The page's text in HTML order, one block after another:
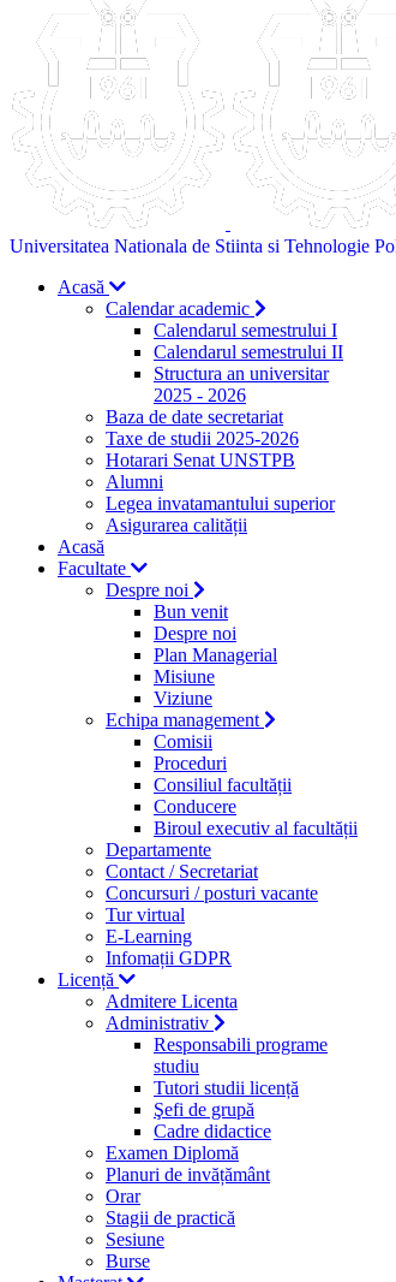
Universitatea Nationala de Stiinta si Tehnologie
Acasă
Calendar academic
Calendarul semestrului I
Calendarul semestrului II
Structura an universitar
2025 - 2026
Baza de date secretariat
Taxe de studii 2025-2026
Hotarari Senat UNSTPB
Alumni
Legea invatamantului superior
Asigurarea calității
Acasă
Facultate
Despre noi
Bun venit
Despre noi
Plan Managerial
Misiune
Viziune
Echipa management
Comisii
Proceduri
Consiliul facultății
Conducere
Biroul executiv al facultății
Departamente
Contact / Secretariat
Concursuri / posturi vacante
Tur virtual
E-Learning
Infomații GDPR
Licență
Admitere Licenta
Administrativ
Responsabili programe
studiu
Tutori studii licență
Şefi de grupă
Cadre didactice
Examen Diplomă
Planuri de invățământ
Orar
Stagii de practică
Sesiune
Burse